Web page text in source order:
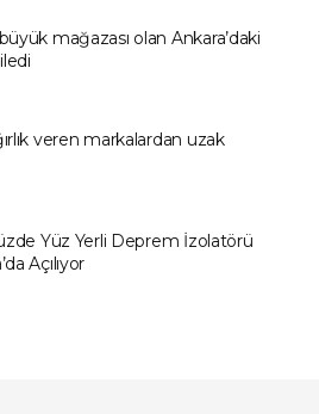
mağazası olan Ankara’daki
veren markalardan uzak
Yüz Yerli Deprem İzolatörü
Açılıyor